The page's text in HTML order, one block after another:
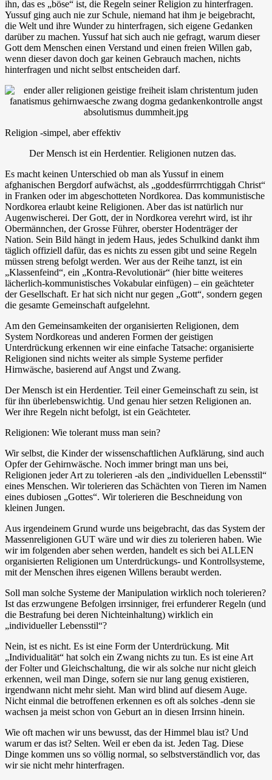
ihn, das es „böse“ ist, die Regeln seiner Religion zu hinterfragen.
Yussuf ging auch nie zur Schule, niemand hat ihm je beigebracht,
die Welt und ihre Wunder zu hinterfragen, sich eigene Gedanken
darüber zu machen. Yussuf hat sich auch nie gefragt, warum dieser
Gott dem Menschen einen Verstand und einen freien Willen gab,
wenn dieser davon doch gar keinen Gebrauch machen, nichts
hinterfragen und nicht selbst entscheiden darf.
Religion -simpel, aber effektiv
Der Mensch ist ein Herdentier. Religionen nutzen das.
Es macht keinen Unterschied ob man als Yussuf in einem
afghanischen Bergdorf aufwächst, als „goddesfürrrrchtiggah Christ“
in Franken oder im abgeschotteten Nordkorea. Das kommunistische
Nordkorea erlaubt keine Religionen. Aber das ist natürlich nur
Augenwischerei. Der Gott, der in Nordkorea verehrt wird, ist ihr
Obermännchen, der Grosse Führer, oberster Hodenträger der
Nation. Sein Bild hängt in jedem Haus, jedes Schulkind dankt ihm
täglich offiziell dafür, das es nichts zu essen gibt und seine Regeln
müssen streng befolgt werden. Wer aus der Reihe tanzt, ist ein
„Klassenfeind“, ein „Kontra-Revolutionär“ (hier bitte weiteres
lächerlich-kommunistisches Vokabular einfügen) – ein geächteter
der Gesellschaft. Er hat sich nicht nur gegen „Gott“, sondern gegen
die gesamte Gemeinschaft aufgelehnt.
Am den Gemeinsamkeiten der organisierten Religionen, dem
System Nordkoreas und anderen Formen der geistigen
Unterdrückung erkennen wir eine einfache Tatsache: organisierte
Religionen sind nichts weiter als simple Systeme perfider
Hirnwäsche, basierend auf Angst und Zwang.
Der Mensch ist ein Herdentier. Teil einer Gemeinschaft zu sein, ist
für ihn überlebenswichtig. Und genau hier setzen Religionen an.
Wer ihre Regeln nicht befolgt, ist ein Geächteter.
Religionen: Wie tolerant muss man sein?
Wir selbst, die Kinder der wissenschaftlichen Aufklärung, sind auch
Opfer der Gehirnwäsche. Noch immer bringt man uns bei,
Religionen jeder Art zu tolerieren -als den „individuellen Lebensstil“
eines Menschen. Wir tolerieren das Schächten von Tieren im Namen
eines dubiosen „Gottes“. Wir tolerieren die Beschneidung von
kleinen Jungen.
Aus irgendeinem Grund wurde uns beigebracht, das das System der
Massenreligionen GUT wäre und wir dies zu tolerieren haben. Wie
wir im folgenden aber sehen werden, handelt es sich bei ALLEN
organisierten Religionen um Unterdrückungs- und Kontrollsysteme,
mit der Menschen ihres eigenen Willens beraubt werden.
Soll man solche Systeme der Manipulation wirklich noch tolerieren?
Ist das erzwungene Befolgen irrsinniger, frei erfunderer Regeln (und
die Bestrafung bei deren Nichteinhaltung) wirklich ein
„individueller Lebensstil“?
Nein, ist es nicht. Es ist eine Form der Unterdrückung. Mit
„Individualität“ hat solch ein Zwang nichts zu tun. Es ist eine Art
der Folter und Gleichschaltung, die wir als solche nur nicht gleich
erkennen, weil man Dinge, sofern sie nur lang genug existieren,
irgendwann nicht mehr sieht. Man wird blind auf diesem Auge.
Nicht einmal die betroffenen erkennen es oft als solches -denn sie
wachsen ja meist schon von Geburt an in diesen Irrsinn hinein.
Wie oft machen wir uns bewusst, das der Himmel blau ist? Und
warum er das ist? Selten. Weil er eben da ist. Jeden Tag. Diese
Dinge kommen uns so völlig normal, so selbstverständlich vor, das
wir sie nicht mehr hinterfragen.